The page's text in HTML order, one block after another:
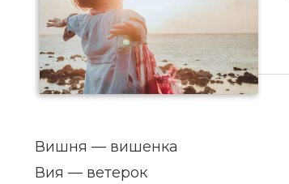
Вишня — вишенка
Вия — ветерок